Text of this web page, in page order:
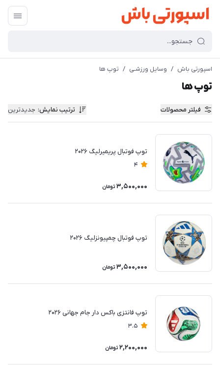
اسپورتی باش / وسایل ورزشـی / توپ ها
توپ ها
فیلتر محصولات ترتیب نمایش: جدیدترین
توپ فوتبال پریمیرلیگ ۲۰۲۶
4
3,500,000 تومان
توپ فوتبال چمپیونزلیگ ۲۰۲۶
3,500,000 تومان
توپ فانتزی باکس دار جام جهانی ۲۰۲۶
3.5
2,200,000 تومان